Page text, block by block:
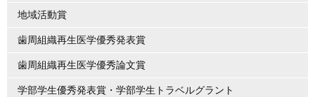
地域活動賞
歯周組織再生医学優秀発表賞
歯周組織再生医学優秀論文賞
学部学生優秀発表賞・学部学生トラベルグラント